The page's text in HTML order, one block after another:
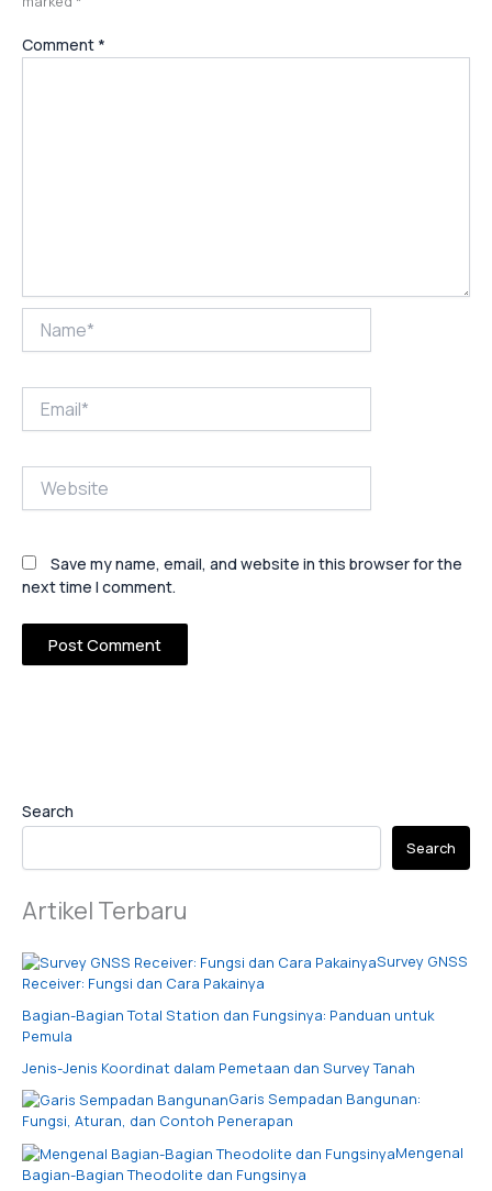
Search
Search
Artikel Terbaru
Survey GNSS
Receiver: Fungsi dan Cara Pakainya
Bagian-Bagian Total Station dan Fungsinya: Panduan untuk
Pemula
Jenis-Jenis Koordinat dalam Pemetaan dan Survey Tanah
Garis Sempadan Bangunan:
Fungsi, Aturan, dan Contoh Penerapan
Mengenal
Bagian-Bagian Theodolite dan Fungsinya
Comment *
Save my name, email, and website in this browser for the
next time I comment.